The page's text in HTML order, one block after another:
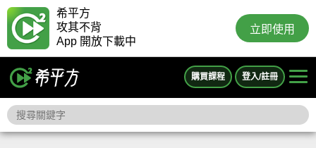
希平方
攻其不背
App 開放下載中
立即使用
購買課程 登入/註冊